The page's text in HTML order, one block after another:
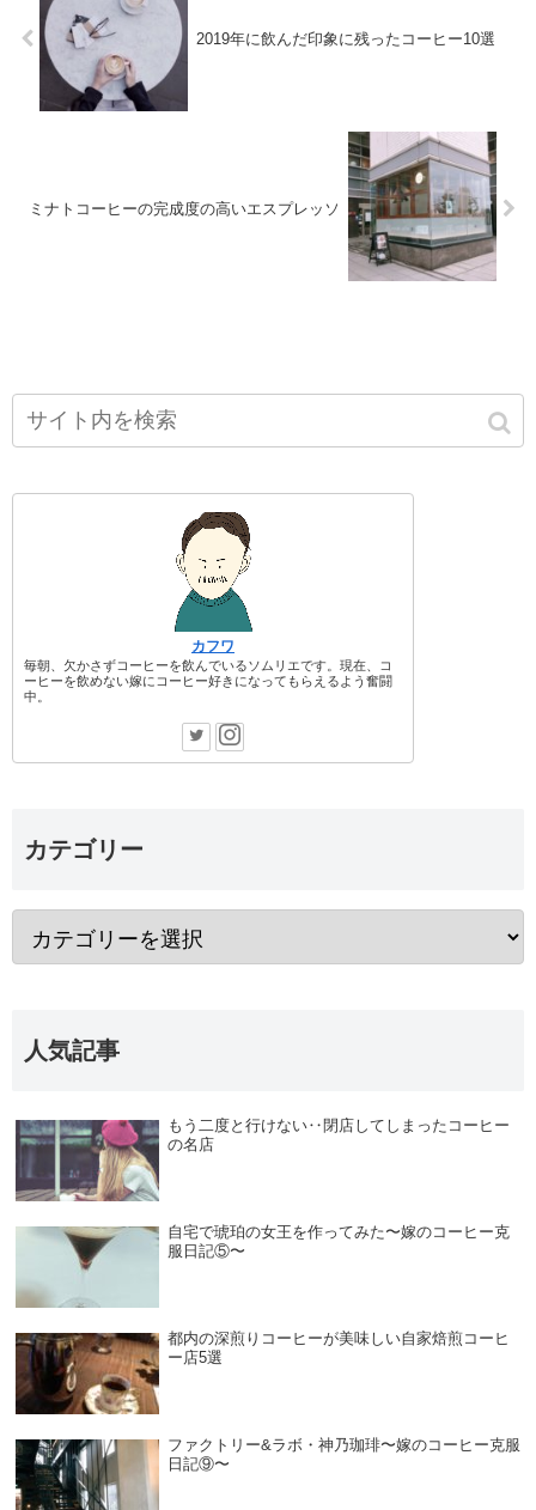
2019年に飲んだ印象に残ったコーヒー10選
ミナトコーヒーの完成度の高いエスプレッソ
カフワ
毎朝、欠かさずコーヒーを飲んでいるソムリエです。現在、コ
ーヒーを飲めない嫁にコーヒー好きになってもらえるよう奮闘
中。
カテゴリー
人気記事
もう二度と行けない‥閉店してしまったコーヒー
の名店
自宅で琥珀の女王を作ってみた〜嫁のコーヒー克
服日記⑤〜
都内の深煎りコーヒーが美味しい自家焙煎コーヒ
ー店5選
ファクトリー&ラボ・神乃珈琲〜嫁のコーヒー克服
日記⑨〜